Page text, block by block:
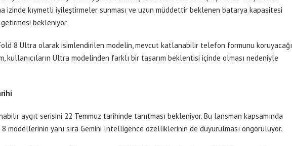
izinde kıymetli iyileştirmeler sunması ve uzun müddettir beklenen batarya kapasitesi
bekleniyor.
8 Ultra olarak isimlendirilen modelin, mevcut katlanabilir telefon formunu koruyacağı
kullanıcıların Ultra modelinden farklı bir tasarım beklentisi içinde olması nedeniyle
aygıt serisini 22 Temmuz tarihinde tanıtması bekleniyor. Bu lansman kapsamında
modellerinin yanı sıra Gemini Intelligence özelliklerinin de duyurulması öngörülüyor.